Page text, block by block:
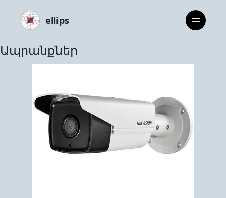
ellips
Ապրանքներ